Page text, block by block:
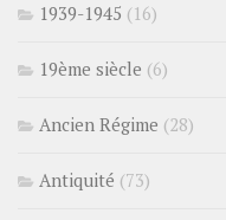
1939-1945 (16)
19ème siècle (6)
Ancien Régime (28)
Antiquité (73)